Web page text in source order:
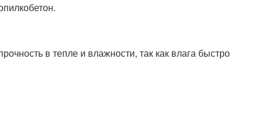
в тепле и влажности, так как влага быстро